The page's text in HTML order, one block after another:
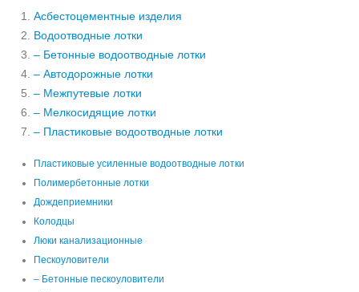
Асбестоцементные изделия
Водоотводные лотки
– Бетонные водоотводные лотки
– Автодорожные лотки
– Межпутевые лотки
– Мелкосидящие лотки
– Пластиковые водоотводные лотки
Пластиковые усиленные водоотводные лотки
Полимербетонные лотки
Дождеприемники
Колодцы
Люки канализационные
Пескоуловители
– Бетонные пескоуловители